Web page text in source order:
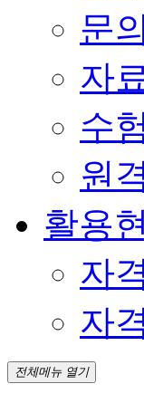
문
자
수
원
활용
자
자
전체메뉴 열기